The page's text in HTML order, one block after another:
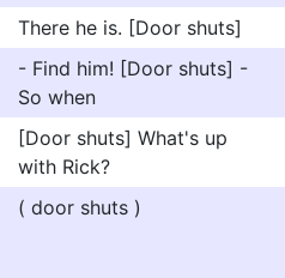
There he is. [Door shuts]
- Find him! [Door shuts] -
So when
[Door shuts] What's up
with Rick?
( door shuts )